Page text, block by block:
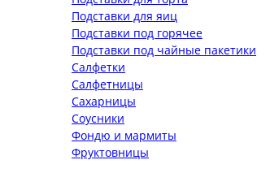
Подставки для яиц
Подставки под горячее
Подставки под чайные пакетики
Салфетки
Салфетницы
Сахарницы
Соусники
Фондю и мармиты
Фруктовницы